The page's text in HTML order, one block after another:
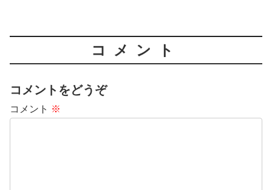
コメント
コメントをどうぞ
コメント ※